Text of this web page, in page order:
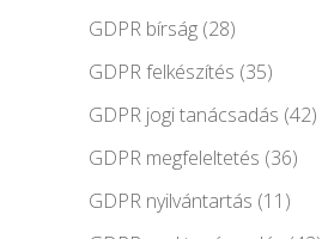
GDPR bírság (28)
GDPR felkészítés (35)
GDPR jogi tanácsadás (42)
GDPR megfeleltetés (36)
GDPR nyilvántartás (11)